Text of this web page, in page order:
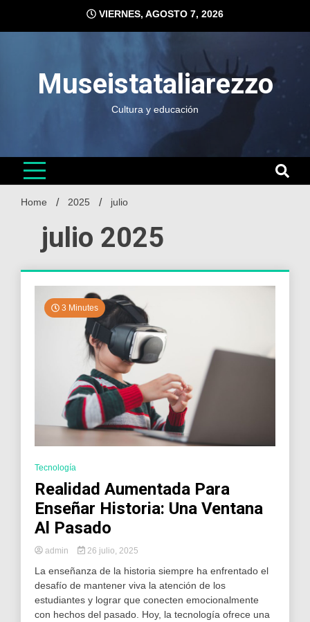
content
VIERNES, AGOSTO 7, 2026
Museistataliarezzo
Cultura y educación
Home 2025 julio
julio 2025
3 Minutes
Tecnología
Realidad Aumentada Para
Enseñar Historia: Una Ventana
Al Pasado
admin 26 julio, 2025
La enseñanza de la historia siempre ha enfrentado el
desafío de mantener viva la atención de los
estudiantes y lograr que conecten emocionalmente
con hechos del pasado. Hoy, la tecnología ofrece una